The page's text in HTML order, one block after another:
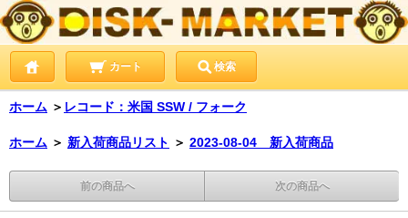
カート 検索
ホーム ＞ レコード：米国 SSW / フォーク
ホーム ＞ 新入荷商品リスト ＞ 2023-08-04 新入荷商品
前の商品へ 次の商品へ